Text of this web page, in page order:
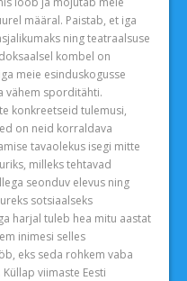
määral. Paistab, et iga
ning teatraalsuse
kombel on
meie esinduskogusse
vähem sporditähti.
konkreetseid tulemusi,
on neid korraldava
tavaolekus isegi mitte
milleks tehtavad
seonduv elevus ning
sotsiaalseks
harjal tuleb hea mitu aastat
inimesi selles
eks seda rohkem vaba
viimaste Eesti